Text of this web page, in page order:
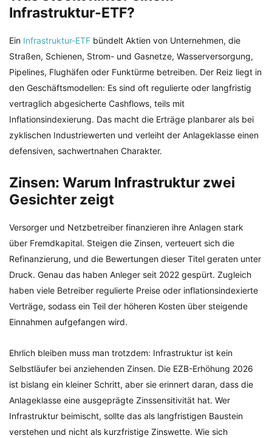
Infrastruktur-ETF?
Ein Infrastruktur-ETF bündelt Aktien von Unternehmen, die
Straßen, Schienen, Strom- und Gasnetze, Wasserversorgung,
Pipelines, Flughäfen oder Funktürme betreiben. Der Reiz liegt in
den Geschäftsmodellen: Es sind oft regulierte oder langfristig
vertraglich abgesicherte Cashflows, teils mit
Inflationsindexierung. Das macht die Erträge planbarer als bei
zyklischen Industriewerten und verleiht der Anlageklasse einen
defensiven, sachwertnahen Charakter.
Zinsen: Warum Infrastruktur zwei
Gesichter zeigt
Versorger und Netzbetreiber finanzieren ihre Anlagen stark
über Fremdkapital. Steigen die Zinsen, verteuert sich die
Refinanzierung, und die Bewertungen dieser Titel geraten unter
Druck. Genau das haben Anleger seit 2022 gespürt. Zugleich
haben viele Betreiber regulierte Preise oder inflationsindexierte
Verträge, sodass ein Teil der höheren Kosten über steigende
Einnahmen aufgefangen wird.
Ehrlich bleiben muss man trotzdem: Infrastruktur ist kein
Selbstläufer bei anziehenden Zinsen. Die EZB-Erhöhung 2026
ist bislang ein kleiner Schritt, aber sie erinnert daran, dass die
Anlageklasse eine ausgeprägte Zinssensitivität hat. Wer
Infrastruktur beimischt, sollte das als langfristigen Baustein
verstehen und nicht als kurzfristige Zinswette. Wie sich